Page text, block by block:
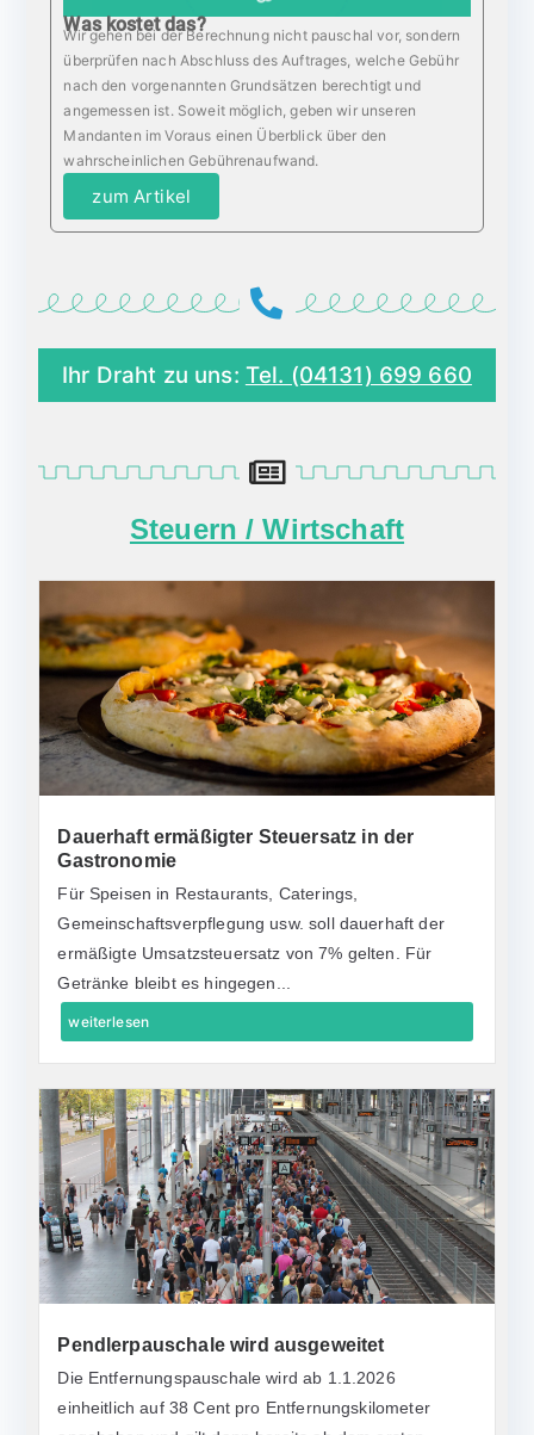
Was kostet das?
Wir gehen bei der Berechnung nicht pauschal vor, sondern
überprüfen nach Abschluss des Auftrages, welche Gebühr
nach den vorgenannten Grundsätzen berechtigt und
angemessen ist. Soweit möglich, geben wir unseren
Mandanten im Voraus einen Überblick über den
wahrscheinlichen Gebührenaufwand.
zum Artikel
Ihr Draht zu uns: Tel. (04131) 699 660
Steuern / Wirtschaft
Dauerhaft ermäßigter Steuersatz in der
Gastronomie
Für Speisen in Restaurants, Caterings,
Gemeinschaftsverpflegung usw. soll dauerhaft der
ermäßigte Umsatzsteuersatz von 7% gelten. Für
Getränke bleibt es hingegen...
weiterlesen
Pendlerpauschale wird ausgeweitet
Die Entfernungspauschale wird ab 1.1.2026
einheitlich auf 38 Cent pro Entfernungskilometer